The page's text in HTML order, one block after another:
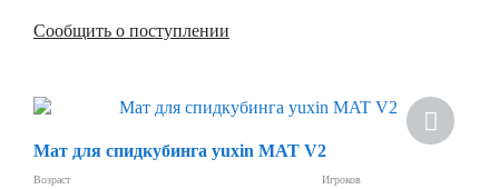
Сообщить о поступлении
Мат для спидкубинга yuxin MAT V2
Возраст
Игроков